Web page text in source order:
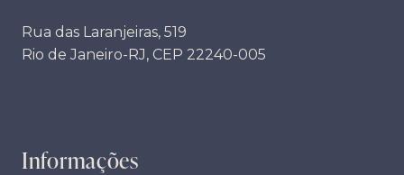
Rua das Laranjeiras, 519
Rio de Janeiro-RJ, CEP 22240-005
Informações